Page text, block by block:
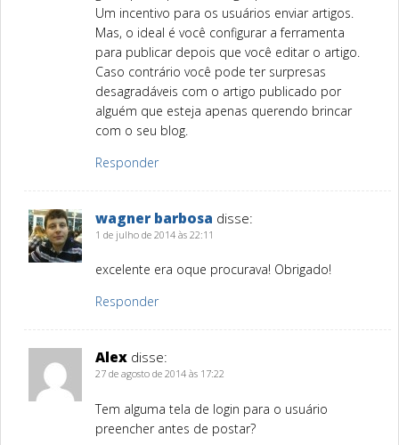
Um incentivo para os usuários enviar artigos.
Mas, o ideal é você configurar a ferramenta
para publicar depois que você editar o artigo.
Caso contrário você pode ter surpresas
desagradáveis com o artigo publicado por
alguém que esteja apenas querendo brincar
com o seu blog.
Responder
wagner barbosa disse:
1 de julho de 2014 às 22:11
excelente era oque procurava! Obrigado!
Responder
Alex disse:
27 de agosto de 2014 às 17:22
Tem alguma tela de login para o usuário
preencher antes de postar?